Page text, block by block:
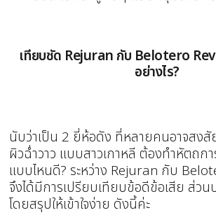
เทียบชัด Rejuran กับ Belotero
อย่างไร?
นับว่าเป็น 2 ยี่ห้อดัง ที่หลายคนอาจสงสั
ผิวฉ่ำวาว แบบสาวเกาหลี ต้องทำหัตถก
แบบไหนดี? ระหว่าง Rejuran กับ
จึงได้มีการเปรียบเทียบข้อดีข้อเสีย ส่ว
โดยสรุปให้เข้าใจง่าย ดังนี้ค่ะ